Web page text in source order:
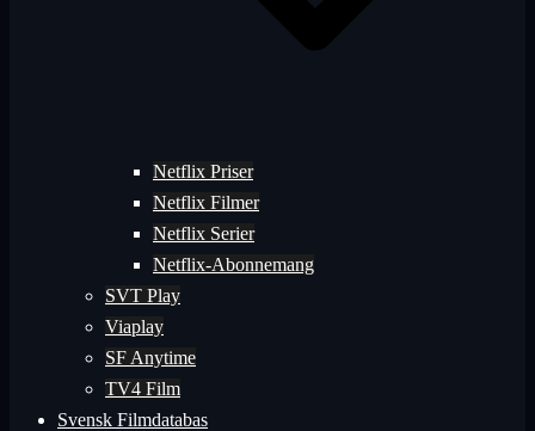
Netflix Priser
Netflix Filmer
Netflix Serier
Netflix-Abonnemang
SVT Play
Viaplay
SF Anytime
TV4 Film
Svensk Filmdatabas